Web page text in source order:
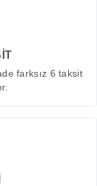
farksız 6 taksit